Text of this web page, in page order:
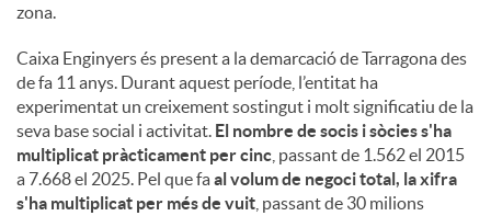
zona.
Caixa Enginyers és present a la demarcació de Tarragona des
de fa 11 anys. Durant aquest període, l’entitat ha
experimentat un creixement sostingut i molt significatiu de la
seva base social i activitat. El nombre de socis i sòcies s'ha
multiplicat pràcticament per cinc , passant de 1.562 el 2015
a 7.668 el 2025. Pel que faal volum de negoci total, la xifra
s'ha multiplicat per més de vuit , passant de 30 milions